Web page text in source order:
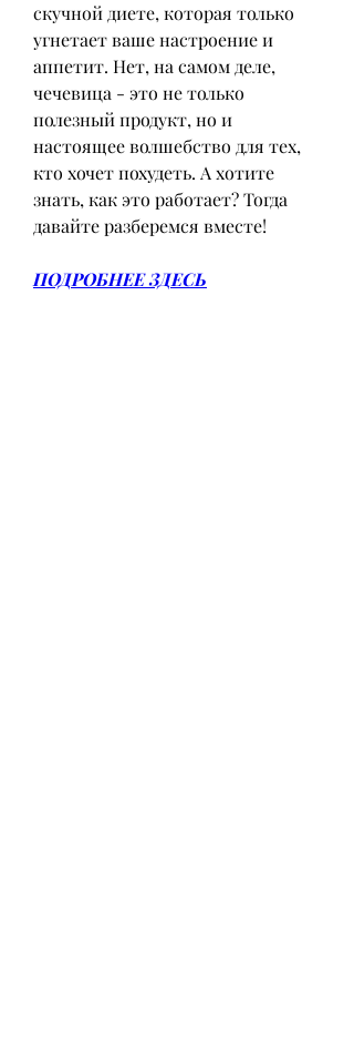
скучной диете, которая только
угнетает ваше настроение и
аппетит. Нет, на самом деле,
чечевица - это не только
полезный продукт, но и
настоящее волшебство для тех,
кто хочет похудеть. А хотите
знать, как это работает? Тогда
давайте разберемся вместе!
ПОДРОБНЕЕ ЗДЕСЬ